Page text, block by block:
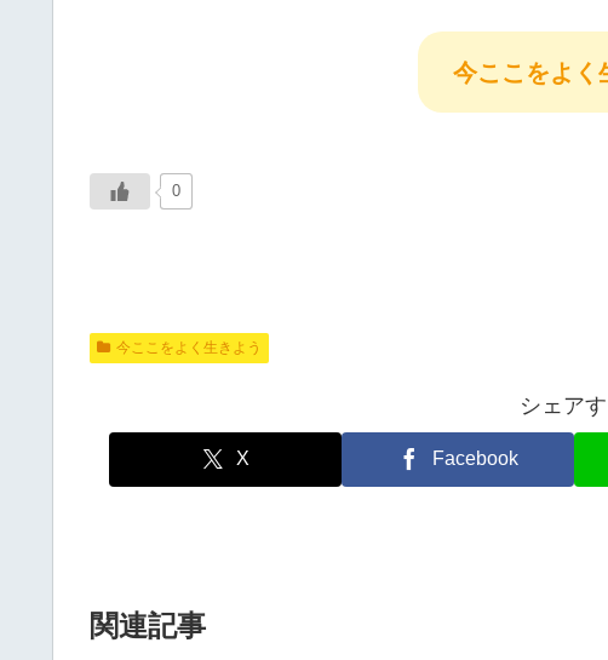
今ここをよく
0
今ここをよく生きよう
シェア
X Facebook
関連記事